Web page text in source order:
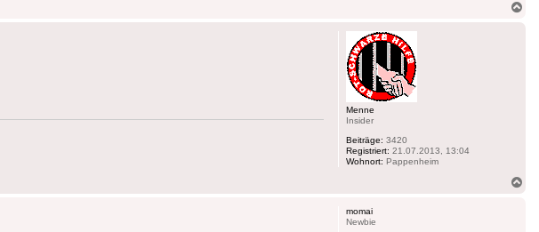
Menne
Insider
Beiträge: 3420
Registriert: 21.07.2013, 13:04
Wohnort: Pappenheim
momai
Newbie